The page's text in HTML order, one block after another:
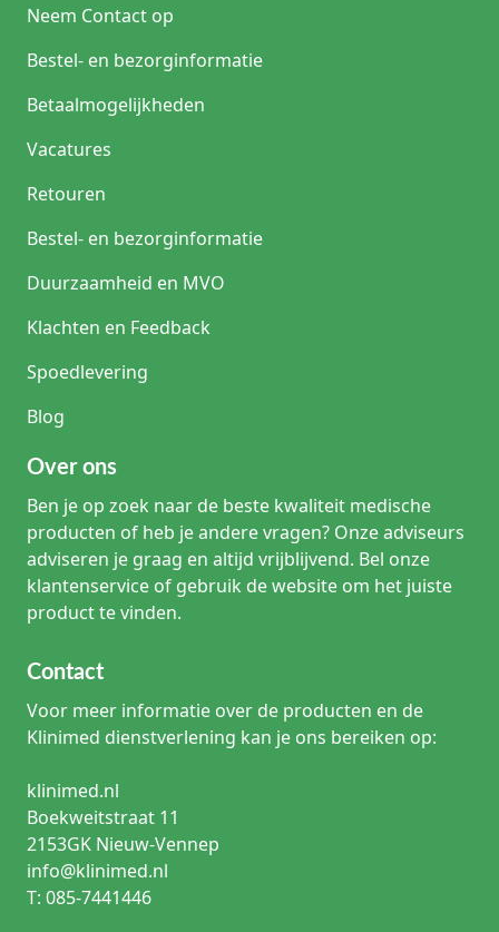
Neem Contact op
Bestel- en bezorginformatie
Betaalmogelijkheden
Vacatures
Retouren
Bestel- en bezorginformatie
Duurzaamheid en MVO
Klachten en Feedback
Spoedlevering
Blog
Over ons
Ben je op zoek naar de beste kwaliteit medische
producten of heb je andere vragen? Onze adviseurs
adviseren je graag en altijd vrijblijvend. Bel onze
klantenservice of gebruik de website om het juiste
product te vinden.
Contact
Voor meer informatie over de producten en de
Klinimed dienstverlening kan je ons bereiken op:
klinimed.nl
Boekweitstraat 11
2153GK Nieuw-Vennep
info@klinimed.nl
T: 085-7441446